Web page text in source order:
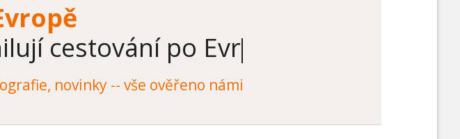
Ostatní články
cestování po Evropě
cestování po Evropě
novinky -- vše ověřeno námi